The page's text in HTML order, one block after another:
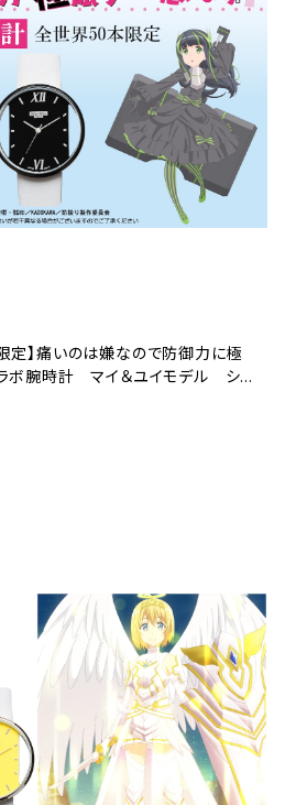
定】痛いのは嫌なので防御力に極
ラボ腕時計 マイ＆ユイモデル シリ